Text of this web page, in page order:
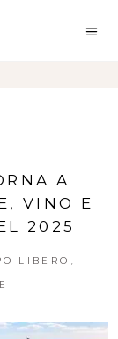
A
VINO E
2025
LIBERO ,